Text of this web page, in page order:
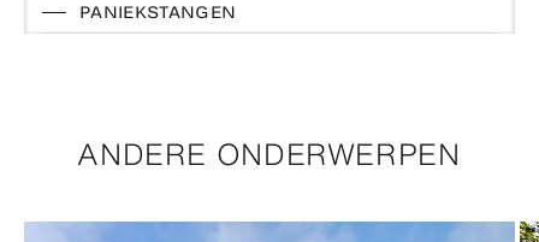
PANIEKSTANGEN
ANDERE ONDERWERPEN